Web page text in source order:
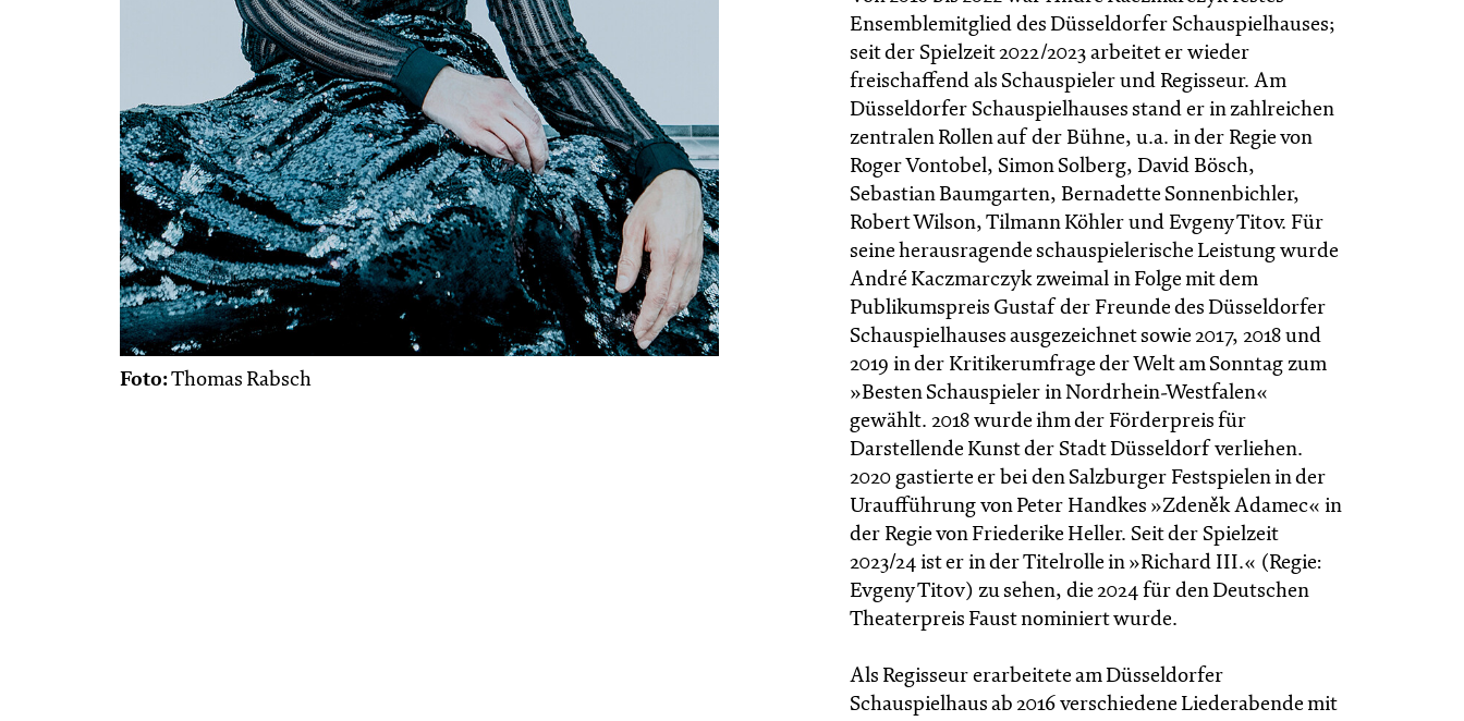
Foto:Thomas Rabsch
Ensemblemitglied des Düsseldorfer Schauspielhauses;
seit der Spielzeit 2022/2023 arbeitet er wieder
freischaffend als Schauspieler und Regisseur. Am
Düsseldorfer Schauspielhauses stand er in zahlreichen
zentralen Rollen auf der Bühne, u.a. in der Regie von
Roger Vontobel, Simon Solberg, David Bösch,
Sebastian Baumgarten, Bernadette Sonnenbichler,
Robert Wilson, Tilmann Köhler und Evgeny Titov. Für
seine herausragende schauspielerische Leistung wurde
André Kaczmarczyk zweimal in Folge mit dem
Publikumspreis Gustaf der Freunde des Düsseldorfer
Schauspielhauses ausgezeichnet sowie 2017, 2018 und
2019 in der Kritikerumfrage der Welt am Sonntag zum
»Besten Schauspieler in Nordrhein-Westfalen«
gewählt. 2018 wurde ihm der Förderpreis für
Darstellende Kunst der Stadt Düsseldorf verliehen.
2020 gastierte er bei den Salzburger Festspielen in der
Uraufführung von Peter Handkes »Zdeněk Adamec« in
der Regie von Friederike Heller. Seit der Spielzeit
2023/24 ist er in der Titelrolle in »Richard III.« (Regie:
Evgeny Titov) zu sehen, die 2024 für den Deutschen
Theaterpreis Faust nominiert wurde.
Als Regisseur erarbeitete am Düsseldorfer
Schauspielhaus ab 2016 verschiedene Liederabende mit